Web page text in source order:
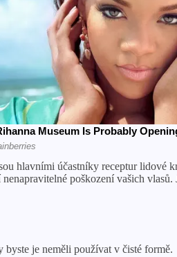
hlavními účastníky receptur lidové
poškození vašich
je neměli používat v čisté formě.